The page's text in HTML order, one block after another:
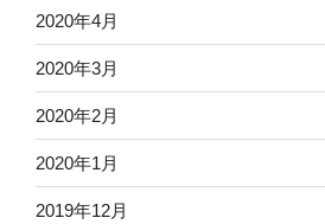
2020年4月
2020年3月
2020年2月
2020年1月
2019年12月